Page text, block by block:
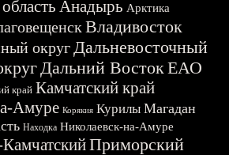
Анадырь Арктика
Владивосток
округДальневосточный
Дальний ВостокЕАО
край Камчатский край
Амуре Корякия Курилы Магадан
Находка Николаевск-на-Амуре
Приморский